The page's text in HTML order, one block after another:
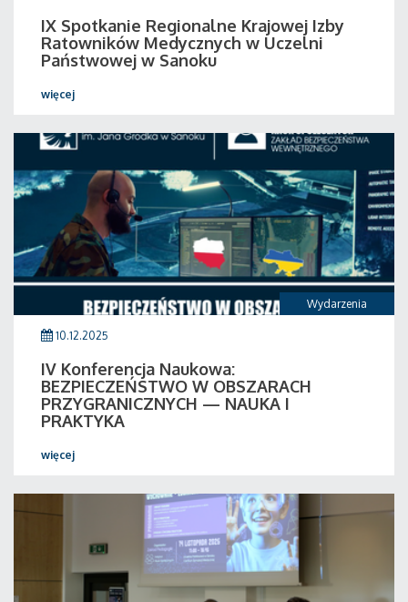
IX Spotkanie Regionalne Krajowej Izby
Ratowników Medycznych w Uczelni
Państwowej w Sanoku
więcej
Wydarzenia
10.12.2025
IV Konferencja Naukowa:
BEZPIECZEŃSTWO W OBSZARACH
PRZYGRANICZNYCH — NAUKA I
PRAKTYKA
więcej